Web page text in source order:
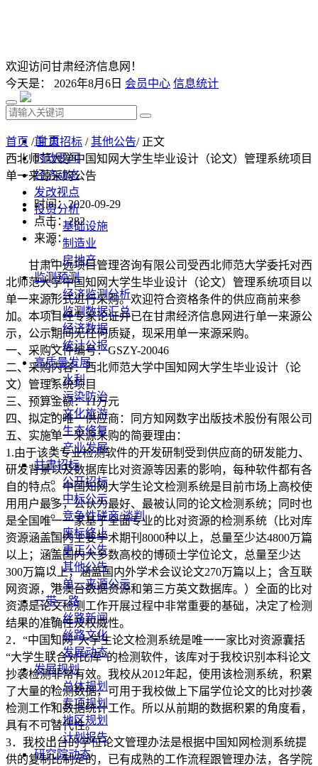
欢迎访问甘肃经济信息网！
今天是： 2026年8月6日 会员中心 信息统计
首 页
时政要闻
经济动态
发改视点
投资分析
基础设施
制造业
房地产
监测预测
经济监测分析
监测数据汇总
经济数据
统计公报
高质量发展
水利
污染防治
文化旅游
生态修复
产业发展
甘肃招标
公开招标
中标公示
竞争性磋商/谈判
废标终止
更正公告
其他公告
单一来源公示
一带一路
丝路新闻
丝路文化
发展动态
发展规划
总体规划
专项规划
地区规划
计划报告
研究院动态
首页 /甘肃招标 /其他公告/ 正文
西北师范大学中国知网大学生毕业设计（论文）管理系统项目
单一来源采购公告
时间：2020-09-29
点击：282
来源：
甘肃中远项目管理咨询有限公司受西北师范大学委托对西
北师范大学中国知网大学生毕业设计（论文）管理系统项目以
单一来源形式进行采购。欢迎符合资格条件的供应商前来参
加。本项目经专家论证并已在甘肃经济信息网进行单一来源公
示，公示期间无任何质疑，现采用单一来源采购。
一、采购文件编号：GSZY-20046
二、采购内容：西北师范大学中国知网大学生毕业设计（论
文）管理系统项目
三、预算金额：11万元
四、拟定的唯一供应商：同方知网数字出版技术股份有限公司
五、实施单一来源采购的简要理由：
1.由于该类专业检测软件的开发研制受到供应商的研发能力、
研发背景以及数据库比对资源等因素的影响，每种软件都有各
自的特点。中国知网大学生论文检测系统是目前市场上高校使
用用户最多，公认为最好、最被认同的论文检测系统；同时也
是全国唯一一家基于全面专业的比对资源的检测系统（比对库
资源涵盖国内主要学术期刊8000种以上，总量至少达4800万篇
以上；涵盖国内大多数高校的博硕士学位论文，总量至少达
300万篇以上；涵盖国内外学术会议论文270万篇以上；含互联
网资源，港澳台数据资源和第三方英文数据库。）全面的比对
资源是论文检测工作开展过程中非常重要的基础，决定了检测
结果的准确性及权威性。
2．“中国知网”大学生论文检测系统是唯一一家比对资源囊括
“大学生联合对比库”的检测软件，该库对于我校识别本科论文
抄袭检测非常有效。我校从2012年起，使用该检测系统，积累
了大量的检测数据，可用于我校做上下届学位论文的比对抄袭
检测工作和数据统计工作。所以从前期的数据积累的角度看，
具有不可替代性。
3．我校出台的学位论文管理办法是根据中国知网检测系统提
供的复制比制定的，已有成熟的工作流程跟管理办法，各学院